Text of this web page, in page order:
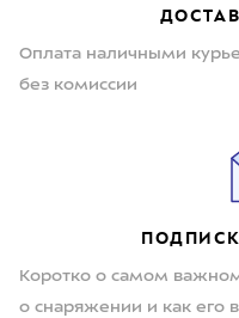
Оплата наличными
без комиссии
Коротко о самом
о снаряжении и как его